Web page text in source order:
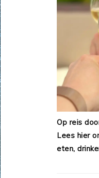
Op reis
Lees hier
eten,